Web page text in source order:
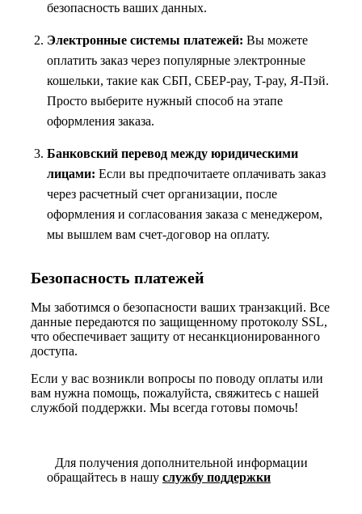
безопасность ваших данных.
Электронные системы платежей: Вы можете
оплатить заказ через популярные электронные
кошельки, такие как СБП, СБЕР-pay, T-pay, Я-Пэй.
Просто выберите нужный способ на этапе
оформления заказа.
Банковский перевод между юридическими
лицами: Если вы предпочитаете оплачивать заказ
через расчетный счет организации, после
оформления и согласования заказа с менеджером,
мы вышлем вам счет-договор на оплату.
Безопасность платежей
Мы заботимся о безопасности ваших транзакций. Все
данные передаются по защищенному протоколу SSL,
что обеспечивает защиту от несанкционированного
доступа.
Если у вас возникли вопросы по поводу оплаты или
вам нужна помощь, пожалуйста, свяжитесь с нашей
службой поддержки. Мы всегда готовы помочь!
Для получения дополнительной информации
обращайтесь в нашу службу поддержки